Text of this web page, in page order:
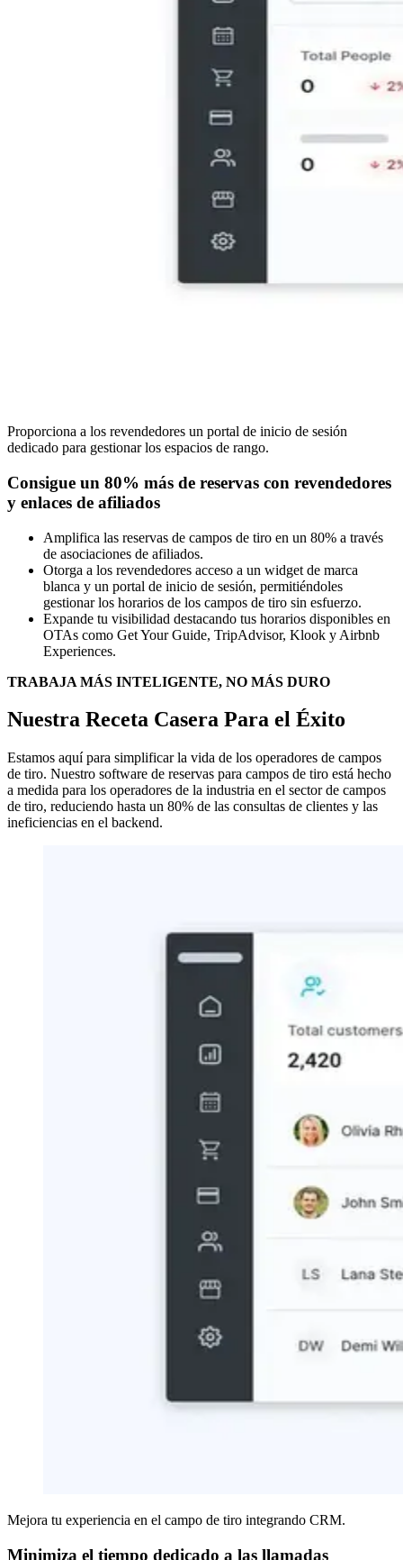
Proporciona a los revendedores un portal de inicio de sesión
dedicado para gestionar los espacios de rango.
Consigue un 80% más de reservas con revendedores
y enlaces de afiliados
Amplifica las reservas de campos de tiro en un 80% a través
de asociaciones de afiliados.
Otorga a los revendedores acceso a un widget de marca
blanca y un portal de inicio de sesión, permitiéndoles
gestionar los horarios de los campos de tiro sin esfuerzo.
Expande tu visibilidad destacando tus horarios disponibles en
OTAs como Get Your Guide, TripAdvisor, Klook y Airbnb
Experiences.
TRABAJA MÁS INTELIGENTE, NO MÁS DURO
Nuestra Receta Casera Para el Éxito
Estamos aquí para simplificar la vida de los operadores de campos
de tiro. Nuestro software de reservas para campos de tiro está hecho
a medida para los operadores de la industria en el sector de campos
de tiro, reduciendo hasta un 80% de las consultas de clientes y las
ineficiencias en el backend.
Mejora tu experiencia en el campo de tiro integrando CRM.
Minimiza el tiempo dedicado a las llamadas